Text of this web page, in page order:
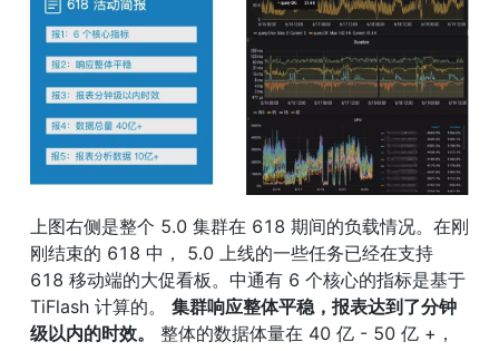
上图右侧是整个 5.0 集群在 618 期间的负载情况。在刚
刚结束的 618 中， 5.0 上线的一些任务已经在支持
618 移动端的大促看板。中通有 6 个核心的指标是基于
TiFlash 计算的。 集群响应整体平稳，报表达到了分钟
级以内的时效。
整体的数据体量在 40 亿 - 50 亿 +，